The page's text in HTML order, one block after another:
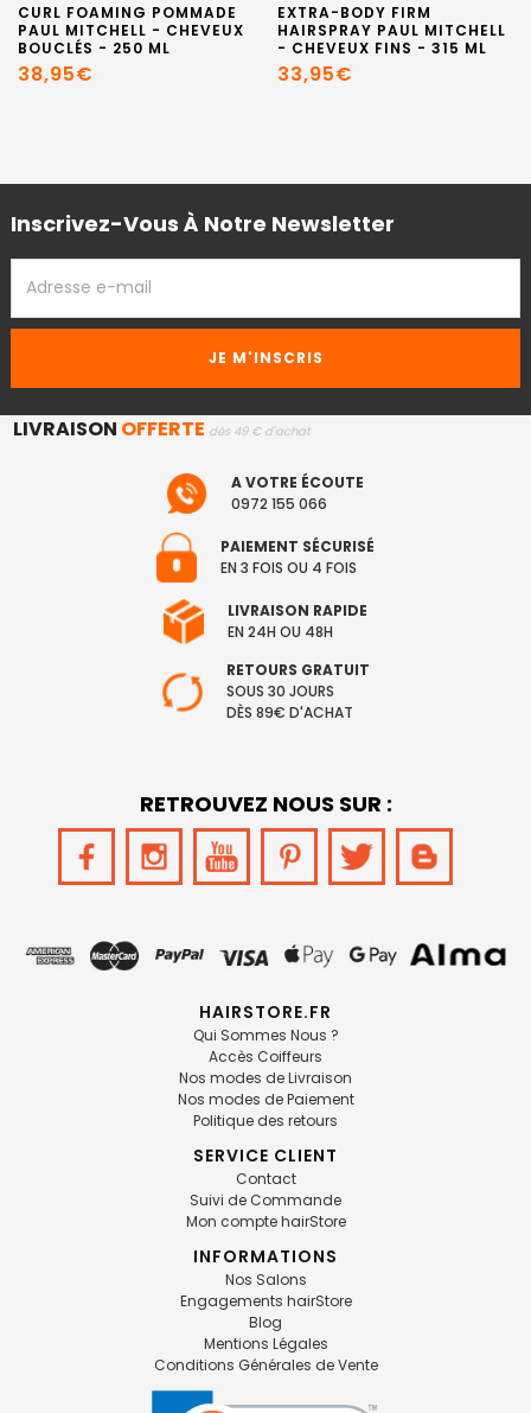
CURL FOAMING POMMADE
PAUL MITCHELL - CHEVEUX
BOUCLÉS - 250 ML
38,95€
EXTRA-BODY FIRM
HAIRSPRAY PAUL MITCHELL
- CHEVEUX FINS - 315 ML
33,95€
Inscrivez-Vous À Notre Newsletter
EMAIL
LIVRAISON OFFERTE dès 49 € d'achat
A VOTRE ÉCOUTE
0972 155 066
PAIEMENT SÉCURISÉ
EN 3 FOIS OU 4 FOIS
LIVRAISON RAPIDE
EN 24H OU 48H
RETOURS GRATUIT
SOUS 30 JOURS
DÈS 89€ D'ACHAT
RETROUVEZ NOUS SUR :
HAIRSTORE.FR
Qui Sommes Nous ?
Accès Coiffeurs
Nos modes de Livraison
Nos modes de Paiement
Politique des retours
SERVICE CLIENT
Contact
Suivi de Commande
Mon compte hairStore
INFORMATIONS
Nos Salons
Engagements hairStore
Blog
Mentions Légales
Conditions Générales de Vente